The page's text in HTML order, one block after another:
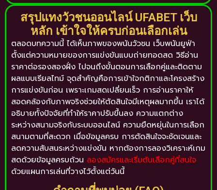
สรุปแทงวัวชนออนไลน์ UFABET เว็บ
หลัก เข้าใจให้ครบก่อนเลือกเล่น
ตลอดบทความนี้ ได้เห็นภาพของพนันวัวชน เว็บพนันยูฟ่า
ตั้งแต่ความหมายของการแข่งขันแบบถ่ายทอดสด วิธีอ่าน
ราคาต่อรองสองฝั่ง ไปจนถึงขั้นตอนการเลือกคู่และติดตาม
ผลแบบเรียลไทม์ จุดสำคัญคือการเข้าใจกติกาและโครงสร้าง
การแข่งขันก่อน เพราะเกมสดเปลี่ยนเร็ว การอ่านราคาให้
สอดคล้องกับภาพจริงช่วยให้ตัดสินใจมีเหตุผลมากขึ้น เราได้
อธิบายทั้งปัจจัยที่ทำให้ราคาปรับขึ้นลง ความแตกต่าง
ระหว่างสนามจริงกับระบบออนไลน์ ความยืดหยุ่นในการเลือก
สนามตามที่สะดวก เมื่อข้อมูลครบ การตัดสินใจจะชัดเจนและ
ลดความสับสนระหว่างแข่งขัน หากต้องการลองวิเคราะห์เกม
สดด้วยข้อมูลครบถ้วน ลองสมัครและเริ่มต้นเลือกคู่ที่สนใจ
ด้วยแผนการเล่นที่วางไว้ตั้งแต่วันนี้